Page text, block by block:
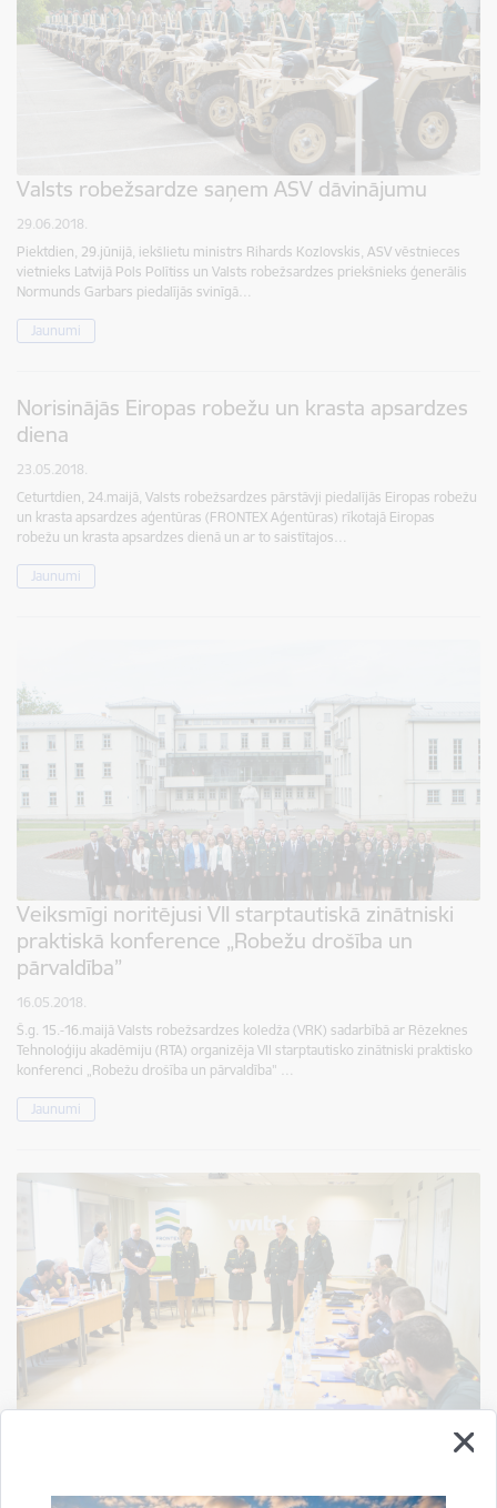
Valsts robežsardze saņem ASV dāvinājumu
29.06.2018.
Piektdien, 29.jūnijā, iekšlietu ministrs Rihards Kozlovskis, ASV vēstnieces
vietnieks Latvijā Pols Polītiss un Valsts robežsardzes priekšnieks ģenerālis
Normunds Garbars piedalījās svinīgā…
Jaunumi
Norisinājās Eiropas robežu un krasta apsardzes
diena
23.05.2018.
Ceturtdien, 24.maijā, Valsts robežsardzes pārstāvji piedalījās Eiropas robežu
un krasta apsardzes aģentūras (FRONTEX Aģentūras) rīkotajā Eiropas
robežu un krasta apsardzes dienā un ar to saistītajos…
Jaunumi
Veiksmīgi noritējusi VII starptautiskā zinātniski
praktiskā konference „Robežu drošība un
pārvaldība”
16.05.2018.
Š.g. 15.-16.maijā Valsts robežsardzes koledža (VRK) sadarbībā ar Rēzeknes
Tehnoloģiju akadēmiju (RTA) organizēja VII starptautisko zinātniski praktisko
konferenci „Robežu drošība un pārvaldība" …
Jaunumi
Valsts robežsardzes koledžā norisinās FRONTEX
kurss